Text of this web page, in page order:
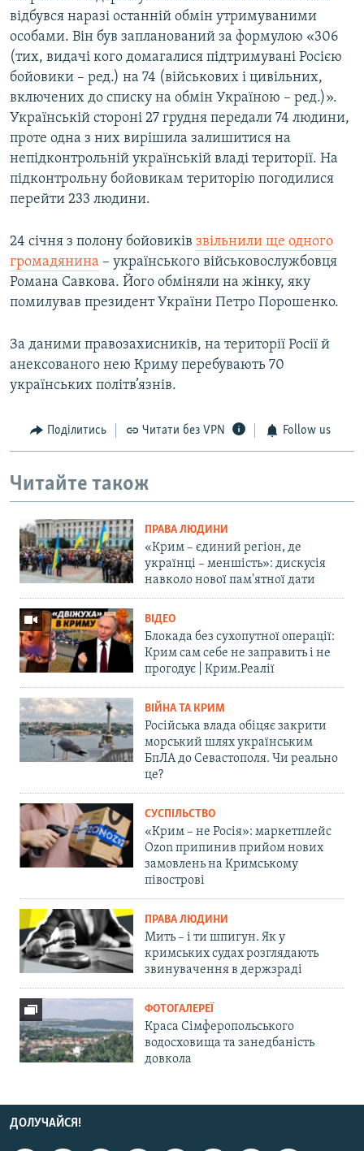
відбувся наразі останній обмін утримуваними
особами. Він був запланований за формулою «306
(тих, видачі кого домагалися підтримувані Росією
бойовики – ред.) на 74 (військових і цивільних,
включених до списку на обмін Україною – ред.)».
Українській стороні 27 грудня передали 74 людини,
проте одна з них вирішила залишитися на
непідконтрольній українській владі території. На
підконтрольну бойовикам територію погодилися
перейти 233 людини.
24 січня з полону бойовиків звільнили ще одного
громадянина – українського військовослужбовця
Романа Савкова. Його обміняли на жінку, яку
помилував президент України Петро Порошенко.​
За даними правозахисників, на території Росії й
анексованого нею Криму перебувають 70
українських політв’язнів.
Поділитись Читати без VPN Follow us
Читайте також
ПРАВА ЛЮДИНИ
«Крим – єдиний регіон, де
українці – меншість»: дискусія
навколо нової пам'ятної дати
ВІДЕО
Блокада без сухопутної операції:
Крим сам себе не заправить і не
прогодує | Крим.Реалії
ВІЙНА ТА КРИМ
Російська влада обіцяє закрити
морський шлях українським
БпЛА до Севастополя. Чи реально
це?
СУСПІЛЬСТВО
«Крим – не Росія»: маркетплейс
Ozon припинив прийом нових
замовлень на Кримському
півострові
ПРАВА ЛЮДИНИ
Мить – і ти шпигун. Як у
кримських судах розглядають
звинувачення в держзраді
ФОТОГАЛЕРЕЇ
Краса Сімферопольського
водосховища та занедбаність
довкола
ДОЛУЧАЙСЯ!